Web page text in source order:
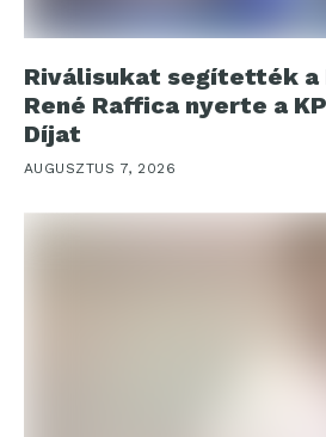
Riválisukat segítették a
René Raffica nyerte a
Díjat
AUGUSZTUS 7, 2026